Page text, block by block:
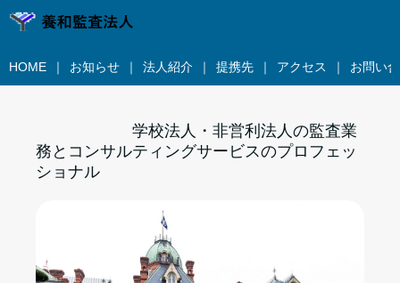
HOME お知らせ 法人紹介 提携先 アクセス お問い
学校法人・非営利法人の監査業
務とコンサルティングサービスのプロフェッ
ショナル